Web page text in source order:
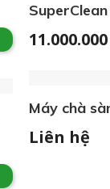
Máy chà
Liên hệ